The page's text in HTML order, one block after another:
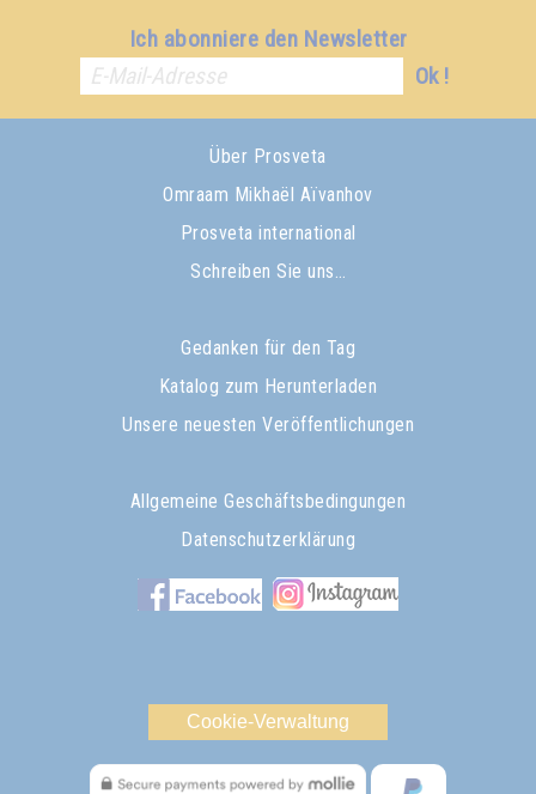
Ich abonniere den Newsletter
Ok !
Über Prosveta
Omraam Mikhaël Aïvanhov
Prosveta international
Schreiben Sie uns…
Gedanken für den Tag
Katalog zum Herunterladen
Unsere neuesten Veröffentlichungen
Allgemeine Geschäftsbedingungen
Datenschutzerklärung
Cookie-Verwaltung